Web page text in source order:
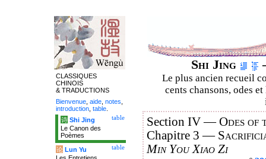
Shi Jing
Le plus ancien recueil
cents chansons, odes
Section IV —Odes of
Chapitre 3 —
Min You Xiao Zi
CLASSIQUES
CHINOIS
& TRADUCTIONS
Bienvenue aide notes
introduction table
table
诗 Shi Jing
Le Canon des
Poèmes
table
论 Lun Yu